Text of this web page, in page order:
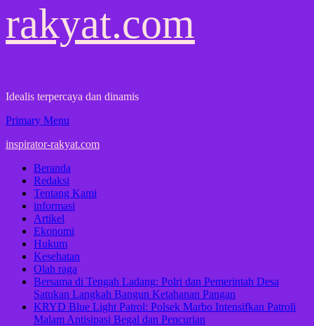
rakyat.com
Idealis terpercaya dan dinamis
Primary Menu
inspirator-rakyat.com
Beranda
Redaksi
Tentang Kami
informasi
Artikel
Ekonomi
Hukum
Kesehatan
Olah raga
Bersama di Tengah Ladang: Polri dan Pemerintah Desa
Satukan Langkah Bangun Ketahanan Pangan
KRYD Blue Light Patrol: Polsek Marbo Intensifkan Patroli
Malam Antisipasi Begal dan Pencurian